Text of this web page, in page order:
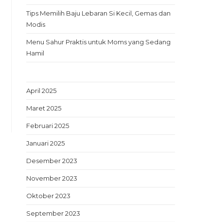
Tips Memilih Baju Lebaran Si Kecil, Gemas dan
Modis
Menu Sahur Praktis untuk Moms yang Sedang
Hamil
April 2025
Maret 2025
Februari 2025
Januari 2025
Desember 2023
November 2023
Oktober 2023
September 2023